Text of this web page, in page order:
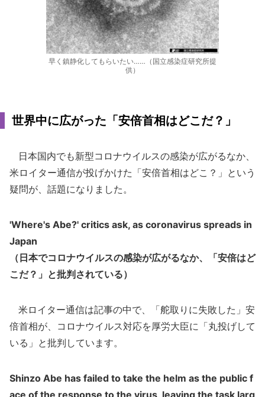
早く鎮静化してもらいたい……（国立感染症研究所提
供）
世界中に広がった「安倍首相はどこだ？」
日本国内でも新型コロナウイルスの感染が広がるなか、
米ロイター通信が投げかけた「安倍首相はどこ？」という
疑問が、話題になりました。
'Where's Abe?' critics ask, as coronavirus spreads in
Japan
（日本でコロナウイルスの感染が広がるなか、「安倍はど
こだ？」と批判されている）
米ロイター通信は記事の中で、「舵取りに失敗した」安
倍首相が、コロナウイルス対応を厚労大臣に「丸投げして
いる」と批判しています。
Shinzo Abe has failed to take the helm as the public f
ace of the response to the virus, leaving the task larg